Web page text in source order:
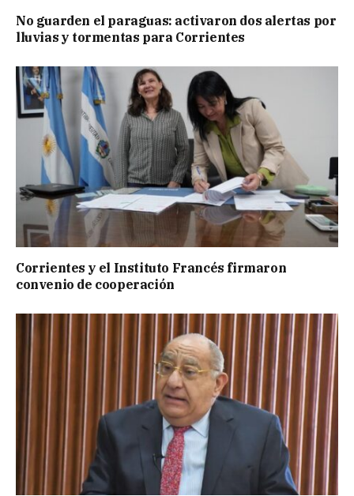
No guarden el paraguas: activaron dos alertas por
lluvias y tormentas para Corrientes
Corrientes y el Instituto Francés firmaron
convenio de cooperación